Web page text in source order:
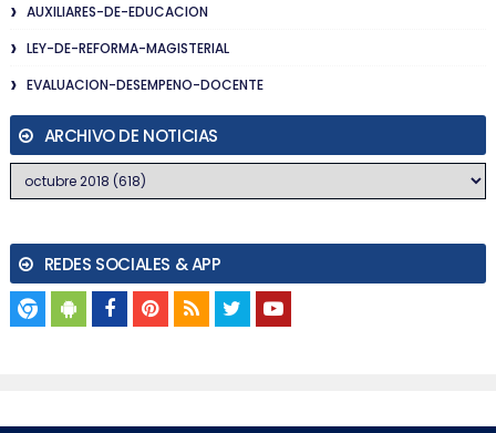
AUXILIARES-DE-EDUCACION
LEY-DE-REFORMA-MAGISTERIAL
EVALUACION-DESEMPENO-DOCENTE
ARCHIVO DE NOTICIAS
REDES SOCIALES & APP